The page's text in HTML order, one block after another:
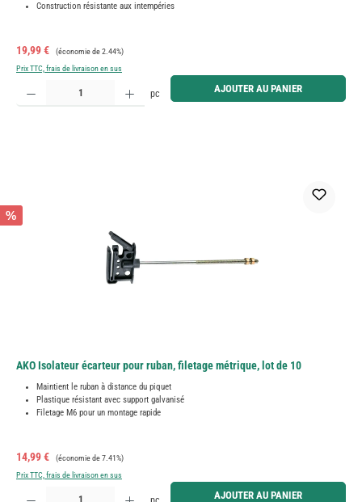
Construction résistante aux intempéries
Prix de vente :
19,99 € Prix régulier :
(économie de 2.44%)
Prix TTC, frais de livraison en sus
Quantité de produit : Entrez la quantité souhaitée ou utilisez les boutons pour augmenter ou
pc AJOUTER AU PANIER
%
AKO Isolateur écarteur pour ruban, filetage métrique, lot de 10
Maintient le ruban à distance du piquet
Plastique résistant avec support galvanisé
Filetage M6 pour un montage rapide
Prix de vente :
14,99 € Prix régulier :
(économie de 7.41%)
Prix TTC, frais de livraison en sus
Quantité de produit : Entrez la quantité souhaitée ou utilisez les boutons pour augmenter ou
AJOUTER AU PANIER